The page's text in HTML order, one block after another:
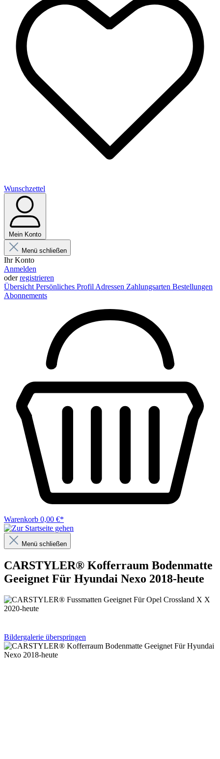
Wunschzettel
Mein Konto
Menü schließen
Ihr Konto
Anmelden
oderregistrieren
Übersicht Persönliches Profil Adressen Zahlungsarten Bestellungen
Abonnements
Warenkorb 0,00 €*
Menü schließen
CARSTYLER® Kofferraum Bodenmatte
Geeignet Für Hyundai Nexo 2018-heute
Bildergalerie überspringen